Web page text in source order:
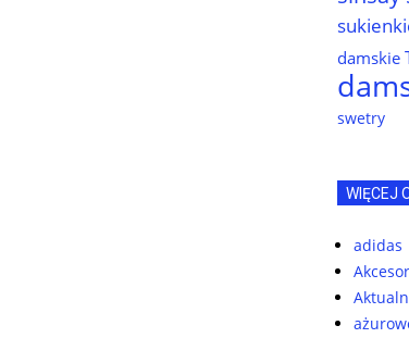
damskie
swetry
WIĘCEJ
adidas